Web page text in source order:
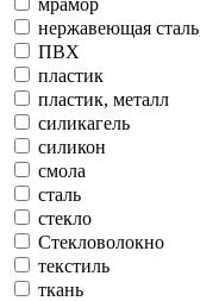
нержавеющая
ПВХ
пластик
пластик, металл
силикагель
силикон
смола
сталь
стекло
Стекловолокно
текстиль
ткань